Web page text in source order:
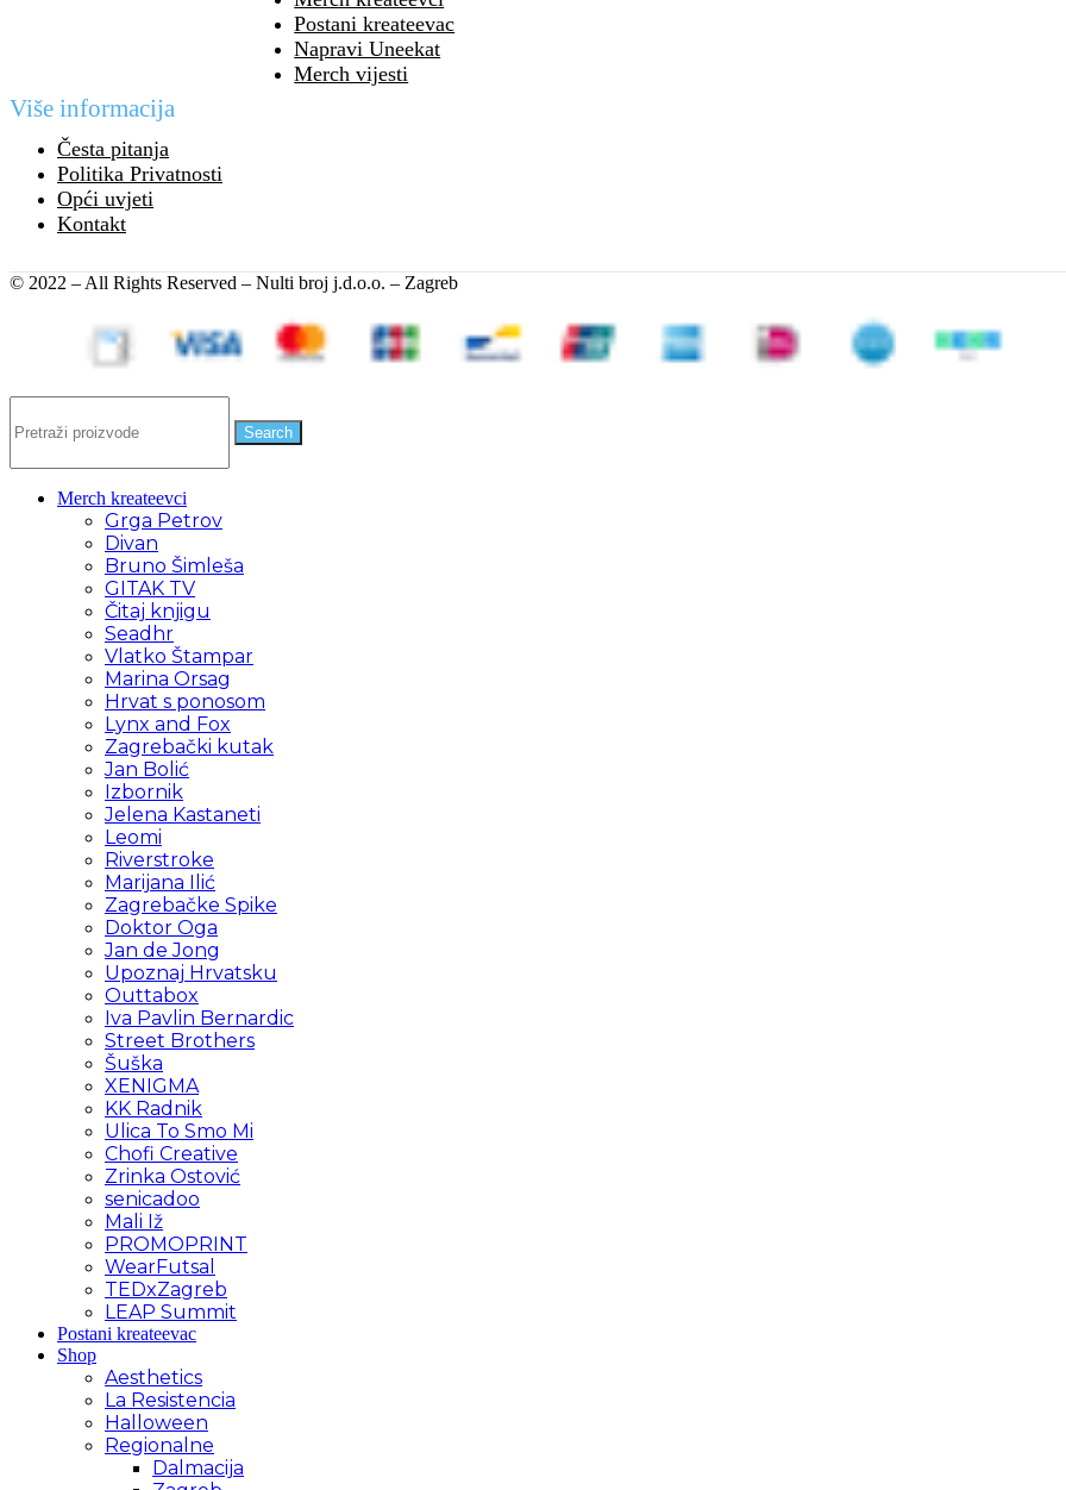
Postani kreateevac
Napravi Uneekat
Merch vijesti
Više informacija
Česta pitanja
Politika Privatnosti
Opći uvjeti
Kontakt
© 2022 – All Rights Reserved – Nulti broj j.d.o.o. – Zagreb
Search
Merch kreateevci
Grga Petrov
Divan
Bruno Šimleša
GITAK TV
Čitaj knjigu
Seadhr
Vlatko Štampar
Marina Orsag
Hrvat s ponosom
Lynx and Fox
Zagrebački kutak
Jan Bolić
Izbornik
Jelena Kastaneti
Leomi
Riverstroke
Marijana Ilić
Zagrebačke Spike
Doktor Oga
Jan de Jong
Upoznaj Hrvatsku
Outtabox
Iva Pavlin Bernardic
Street Brothers
Šuška
XENIGMA
KK Radnik
Ulica To Smo Mi
Chofi Creative
Zrinka Ostović
senicadoo
Mali Iž
PROMOPRINT
WearFutsal
TEDxZagreb
LEAP Summit
Postani kreateevac
Shop
Aesthetics
La Resistencia
Halloween
Regionalne
Dalmacija